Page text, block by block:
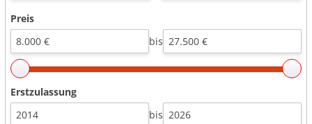
Preis
bis
Erstzulassung
bis